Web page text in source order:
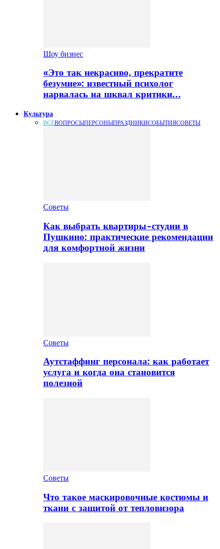
Шоу бизнес
«Это так некрасиво, прекратите
безумие»: известный психолог
нарвалась на шквал критики…
Культура
ВСЕВОПРОСЫПЕРСОНЫПРАЗДНИКИСОБЫТИЯСОВЕТЫ
Советы
Как выбрать квартиры-студии в
Пушкино: практические рекомендации
для комфортной жизни
Советы
Аутстаффинг персонала: как работает
услуга и когда она становится
полезной
Советы
Что такое маскировочные костюмы и
ткани с защитой от тепловизора